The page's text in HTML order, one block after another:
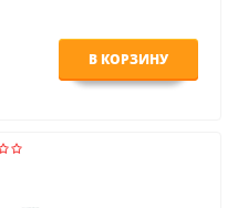
В КОРЗИНУ